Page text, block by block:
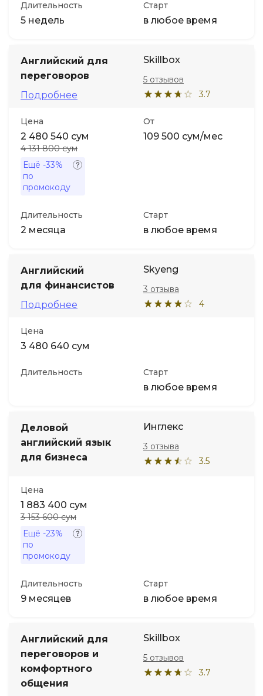
Длительность
5 недель
Старт
в любое время
Английский для
переговоров
Подробнее
Skillbox
3.7
5 отзывов
Цена
2 480 540 сум
4 131 800 сум
Ещё -33%
по
промокоду
От
109 500 сум/мес
Длительность
2 месяца
Старт
в любое время
Английский
для финансистов
Подробнее
Skyeng
4
3 отзыва
Цена
3 480 640 сум
Длительность Старт
в любое время
Деловой
английский язык
для бизнеса
Инглекс
3.5
3 отзыва
Цена
1 883 400 сум
3 153 600 сум
Ещё -23%
по
промокоду
Длительность
9 месяцев
Старт
в любое время
Английский для
переговоров и
комфортного
общения
Skillbox
3.7
5 отзывов